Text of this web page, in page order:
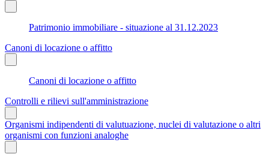
Patrimonio immobiliare - situazione al 31.12.2023
Canoni di locazione o affitto
Canoni di locazione o affitto
Controlli e rilievi sull'amministrazione
Organismi indipendenti di valutuazione, nuclei di valutazione o altri
organismi con funzioni analoghe